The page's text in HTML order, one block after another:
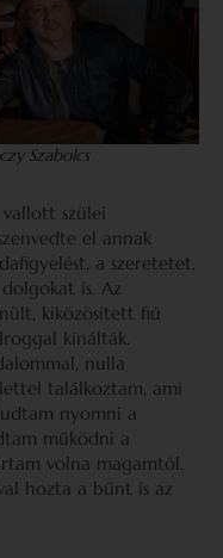
Szabolcs
szülei
el annak
a szeretetet,
is. Az
kiközösített fiú
kínálták.
nulla
találkoztam, ami
nyomni a
működni a
volna magamtól.
hozta a bűnt is az